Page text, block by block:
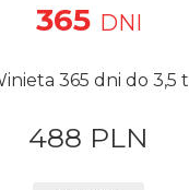
365 DNI
365 dni do 3,5 t
488 PLN